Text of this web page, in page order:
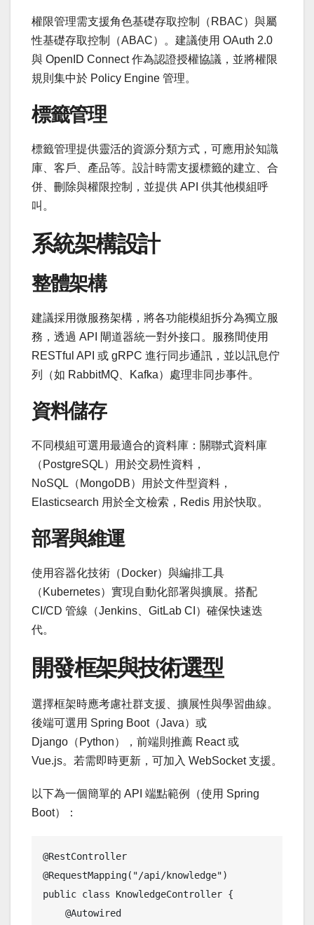
權限管理需支援角色基礎存取控制（RBAC）與屬
性基礎存取控制（ABAC）。建議使用 OAuth 2.0
與 OpenID Connect 作為認證授權協議，並將權限
規則集中於 Policy Engine 管理。
標籤管理
標籤管理提供靈活的資源分類方式，可應用於知識
庫、客戶、產品等。設計時需支援標籤的建立、合
併、刪除與權限控制，並提供 API 供其他模組呼
叫。
系統架構設計
整體架構
建議採用微服務架構，將各功能模組拆分為獨立服
務，透過 API 閘道器統一對外接口。服務間使用
RESTful API 或 gRPC 進行同步通訊，並以訊息佇
列（如 RabbitMQ、Kafka）處理非同步事件。
資料儲存
不同模組可選用最適合的資料庫：關聯式資料庫
（PostgreSQL）用於交易性資料，
NoSQL（MongoDB）用於文件型資料，
Elasticsearch 用於全文檢索，Redis 用於快取。
部署與維運
使用容器化技術（Docker）與編排工具
（Kubernetes）實現自動化部署與擴展。搭配
CI/CD 管線（Jenkins、GitLab CI）確保快速迭
代。
開發框架與技術選型
選擇框架時應考慮社群支援、擴展性與學習曲線。
後端可選用 Spring Boot（Java）或
Django（Python），前端則推薦 React 或
Vue.js。若需即時更新，可加入 WebSocket 支援。
以下為一個簡單的 API 端點範例（使用 Spring
Boot）：
@RestController
@RequestMapping("/api/knowledge")
public class KnowledgeController {
    @Autowired